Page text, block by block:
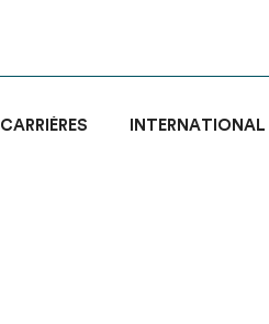
CARRIÈRES INTERNATIONAL